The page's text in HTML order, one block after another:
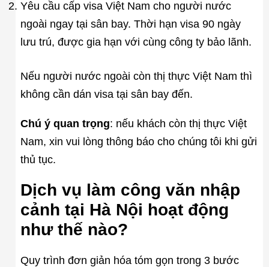
Yêu cầu cấp visa Việt Nam cho người nước
ngoài ngay tại sân bay. Thời hạn visa 90 ngày
lưu trú, được gia hạn với cùng công ty bảo lãnh.
Nếu người nước ngoài còn thị thực Việt Nam thì
không cần dán visa tại sân bay đến.
Chú ý quan trọng: nếu khách còn thị thực Việt
Nam, xin vui lòng thông báo cho chúng tôi khi gửi
thủ tục.
Dịch vụ làm công văn nhập
cảnh tại Hà Nội hoạt động
như thế nào?
Quy trình đơn giản hóa tóm gọn trong 3 bước